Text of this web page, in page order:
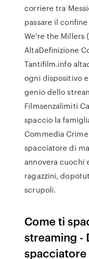
corriere tra
passare il
We're the Millers
AltaDefinizione
Tantifilm.info
ogni dispositivo
genio dello
Filmsenzalimiti
spaccio la
Commedia
spacciatore di
annovera cuochi
ragazzini,
scrupoli.
Come ti
streaming -